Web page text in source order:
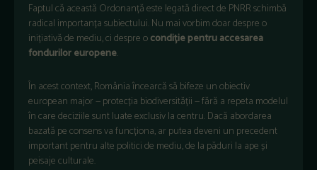
Faptul că această Ordonanță este legată direct de PNRR schimbă
radical importanța subiectului. Nu mai vorbim doar despre o
inițiativă de mediu, ci despre ocondiție pentru accesarea
fondurilor europene.
În acest context, România încearcă să bifeze un obiectiv
european major — protecția biodiversității — fără a repeta modelul
în care deciziile sunt luate exclusiv la centru. Dacă abordarea
bazată pe consens va funcționa, ar putea deveni un precedent
important pentru alte politici de mediu, de la păduri la ape și
peisaje culturale.